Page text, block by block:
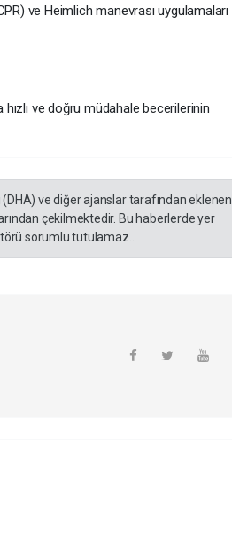
ve Heimlich manevrası uygulamaları
hızlı ve doğru müdahale becerilerinin
ve diğer ajanslar tarafından eklenen
çekilmektedir. Bu haberlerde yer
sorumlu tutulamaz...